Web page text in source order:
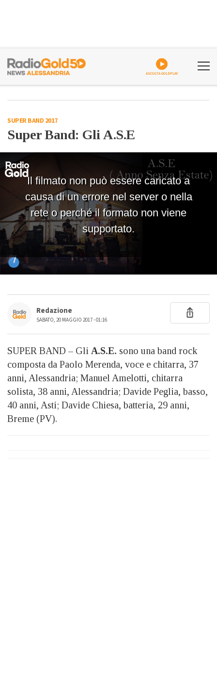
ASCOLTA GOLDPLAY
SUPER BAND 2017
Super Band: Gli A.S.E
Redazione
SABATO, 20 MAGGIO 2017 - 01:16
SUPER BAND – Gli A.S.E. sono una band rock
composta da Paolo Merenda, voce e chitarra, 37
anni, Alessandria; Manuel Amelotti, chitarra
solista, 38 anni, Alessandria; Davide Peglia, basso,
40 anni, Asti; Davide Chiesa, batteria, 29 anni,
Breme (PV).